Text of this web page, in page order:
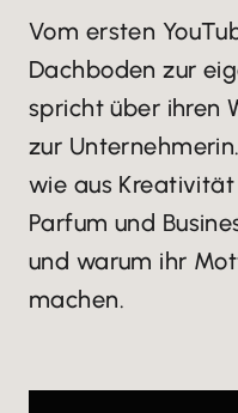
Vom ersten
Dachboden zur
spricht über ihren
zur
wie aus
Parfum und
und warum ihr
machen.